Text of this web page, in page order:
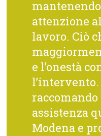
attenzione
lavoro. Ciò
e l’onestà
assistenza
Modena e